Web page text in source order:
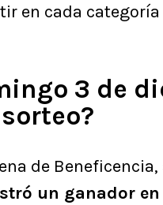
en cada categoría
3 de
de Beneficencia,
un ganador